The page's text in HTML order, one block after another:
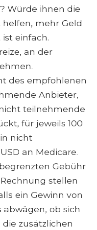
Würde ihnen die
mehr Geld
einfach.
an der
des empfohlenen
Anbieter,
teilnehmende
für jeweils 100
nicht
an Medicare.
Gebühr
stellen
ein Gewinn von
abwägen, ob sich
zusätzlichen